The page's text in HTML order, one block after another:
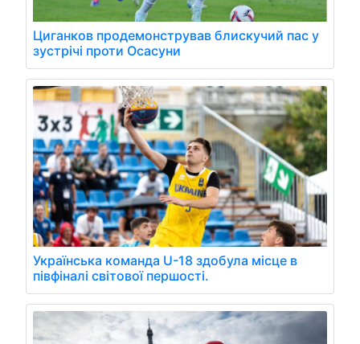
Циганков продемонстрував блискучий пас у
зустрічі проти Осасуни
Українська команда U-18 здобула місце в
півфіналі світової першості.